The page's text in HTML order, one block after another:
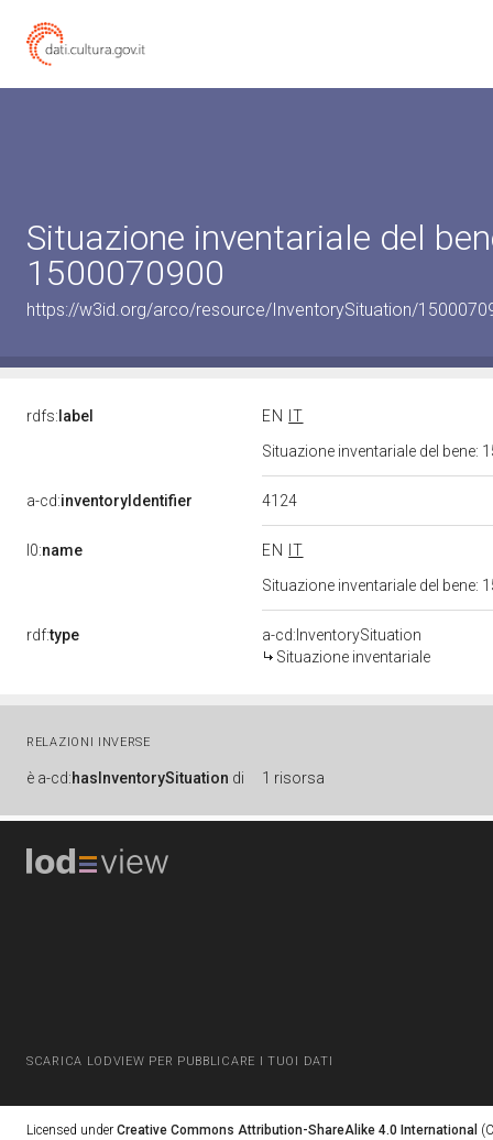
Situazione inventariale del
1500070900
https://w3id.org/arco/resource/InventorySituation/
rdfs: label EN
IT
Situazione inventariale del bene:
a-cd:inventoryIdentifier 4124
l0:name EN
IT
Situazione inventariale del bene:
rdf:type
a-cd:InventorySituation
Situazione inventariale
RELAZIONI INVERSE
è a-cd:hasInventorySituation di 1 risorsa
SCARICA LODVIEW PER PUBBLICARE I TUOI DATI
Licensed under Creative Commons Attribution-ShareAlike 4.0 International